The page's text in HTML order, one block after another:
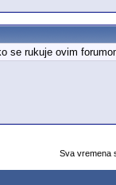
se rukuje ovim
Sva vremena